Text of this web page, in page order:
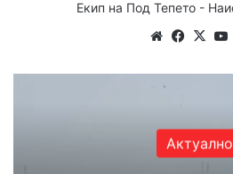
Екип на Под Тепето -
WebsiteX
Актуално